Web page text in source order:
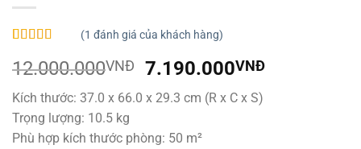
dựa trên
đánh giá
(1 đánh giá của khách hàng)
12.000.000VNĐ
Giá
gốc
là:
7.190.000VNĐGiá
Kích thước: 37.0 x 66.0 x 29.3 cm (R x C x S)
Trọng lượng: 10.5 kg
Phù hợp kích thước phòng: 50 m²